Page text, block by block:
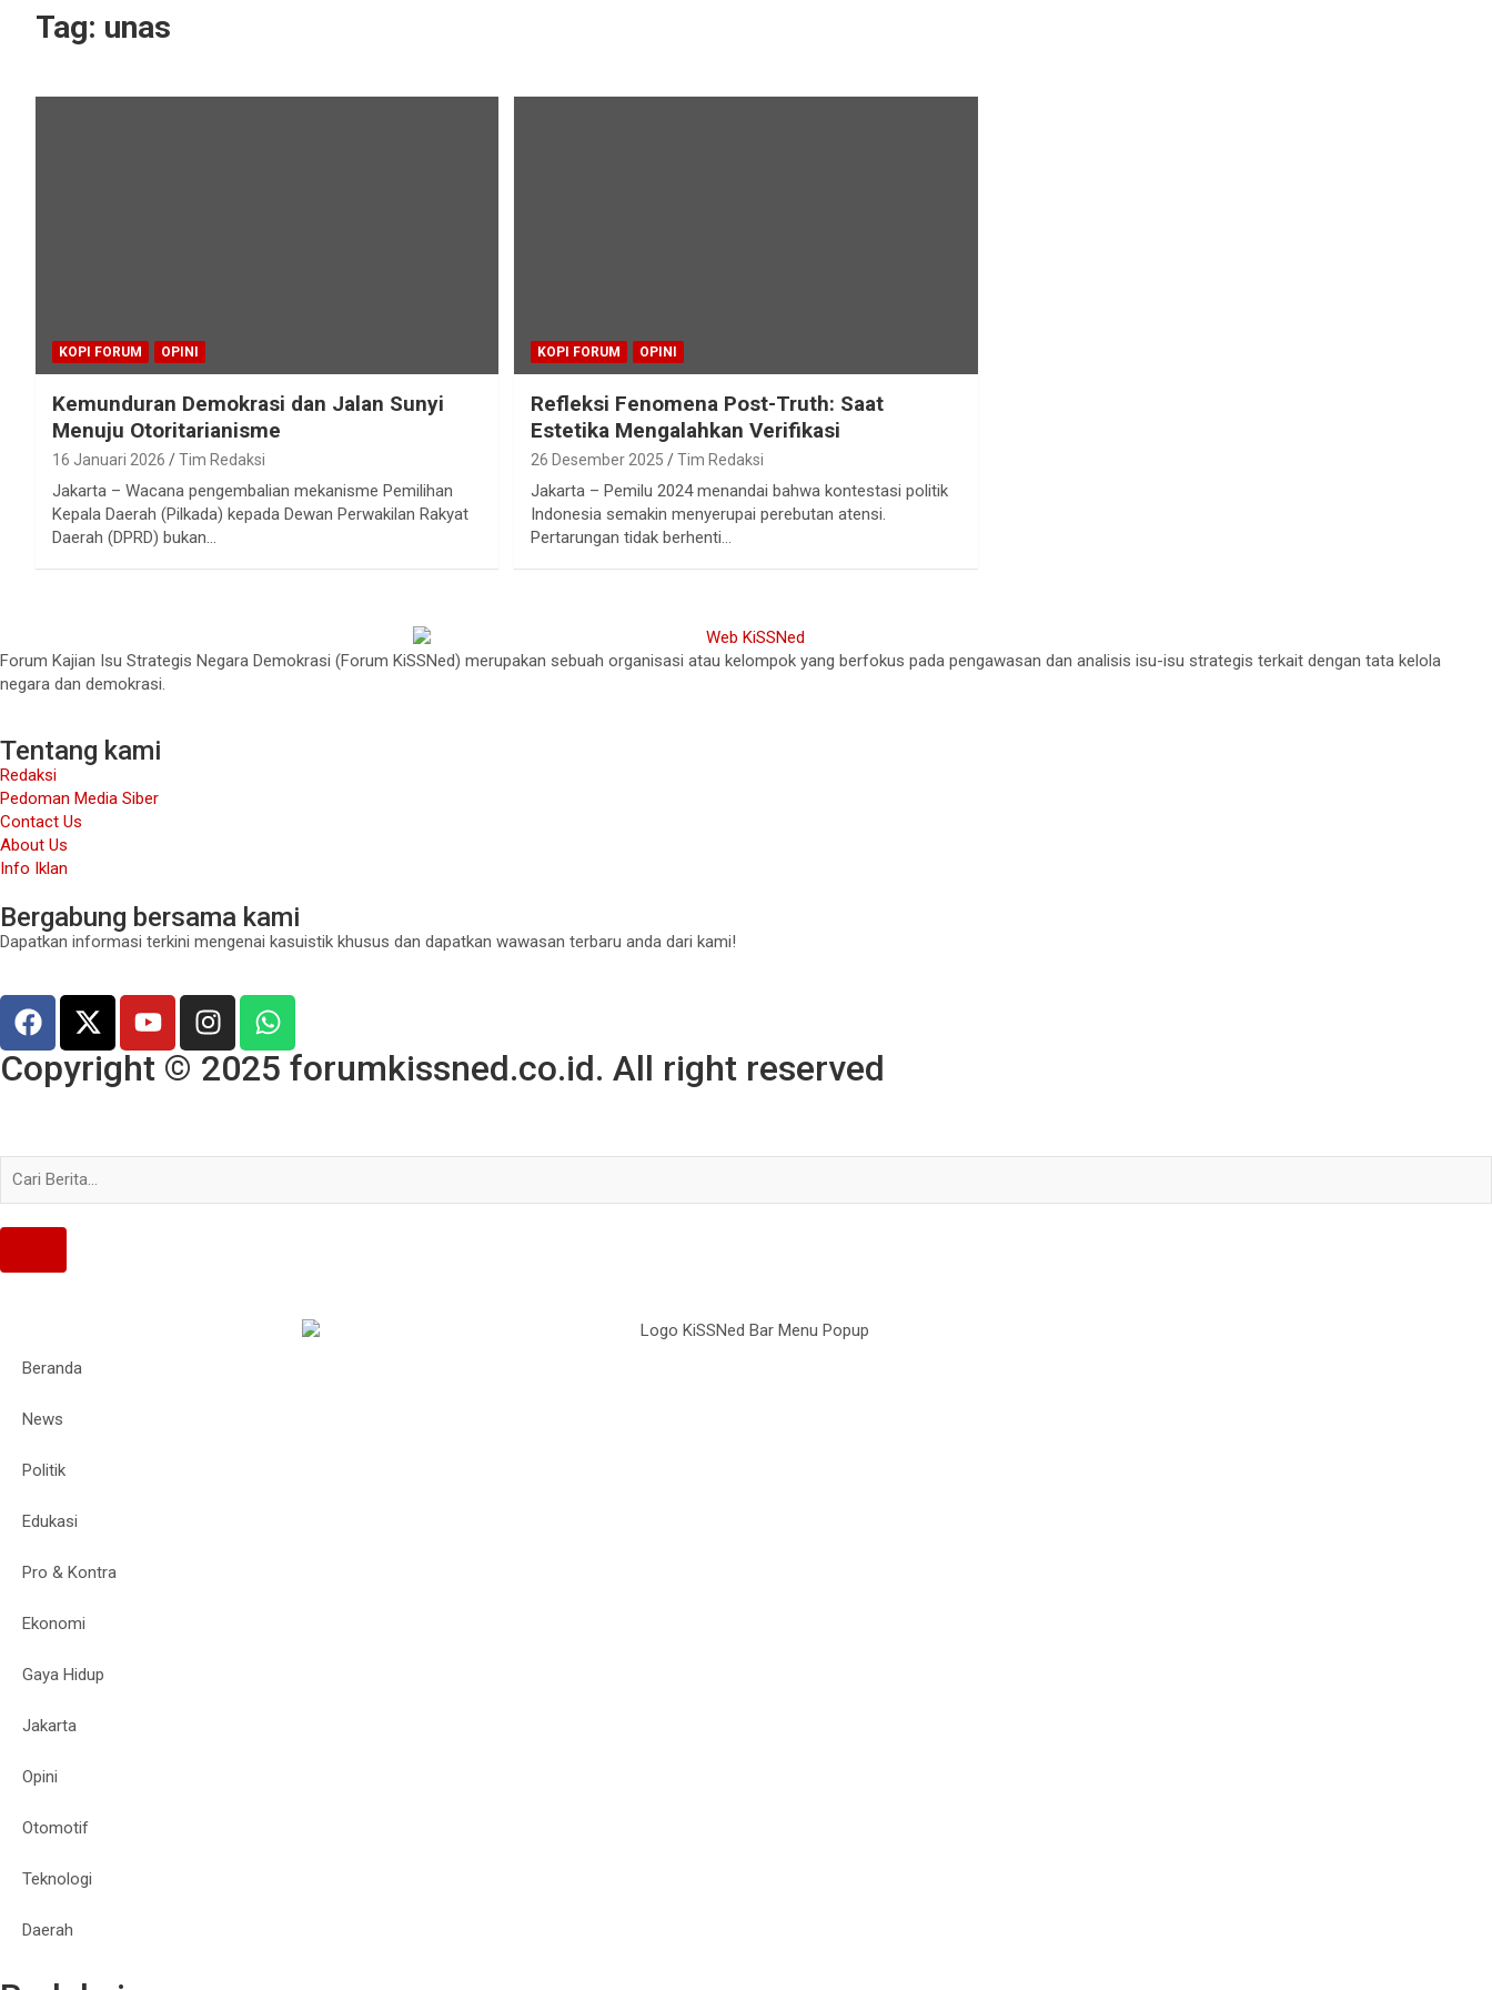
Tag: unas
KOPI FORUM OPINI
Kemunduran Demokrasi dan Jalan Sunyi
Menuju Otoritarianisme
16 Januari 2026 Tim Redaksi
Jakarta – Wacana pengembalian mekanisme Pemilihan
Kepala Daerah (Pilkada) kepada Dewan Perwakilan Rakyat
Daerah (DPRD) bukan…
KOPI FORUM OPINI
Refleksi Fenomena Post-Truth: Saat
Estetika Mengalahkan Verifikasi
26 Desember 2025 Tim Redaksi
Jakarta – Pemilu 2024 menandai bahwa kontestasi politik
Indonesia semakin menyerupai perebutan atensi.
Pertarungan tidak berhenti…
Forum Kajian Isu Strategis Negara Demokrasi (Forum KiSSNed) merupakan sebuah organisasi atau kelompok yang berfokus pada pengawasan dan analisis isu-isu strategis terkait dengan tata kelola
negara dan demokrasi.
Tentang kami
Redaksi
Pedoman Media Siber
Contact Us
About Us
Info Iklan
Bergabung bersama kami
Dapatkan informasi terkini mengenai kasuistik khusus dan dapatkan wawasan terbaru anda dari kami!
Copyright © 2025 forumkissned.co.id. All right reserved
Beranda
News
Politik
Edukasi
Pro & Kontra
Ekonomi
Gaya Hidup
Jakarta
Opini
Otomotif
Teknologi
Daerah